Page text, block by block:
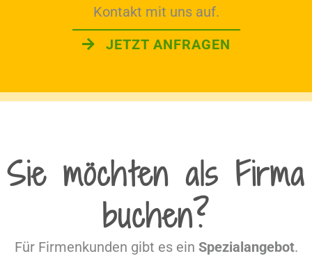
Kontakt mit uns auf.
JETZT ANFRAGEN
Sie möchten als Firma
buchen?
Für Firmenkunden gibt es ein Spezialangebot.